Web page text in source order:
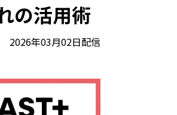
の活用術
2026年03月02日配信